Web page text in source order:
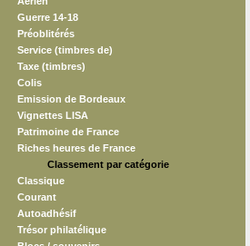
Guerre 14-18
Préoblitérés
Service (timbres de)
Taxe (timbres)
Colis
Emission de Bordeaux
Vignettes LISA
Patrimoine de France
Riches heures de France
Classement par catégorie
Classique
Courant
Autoadhésif
Trésor philatélique